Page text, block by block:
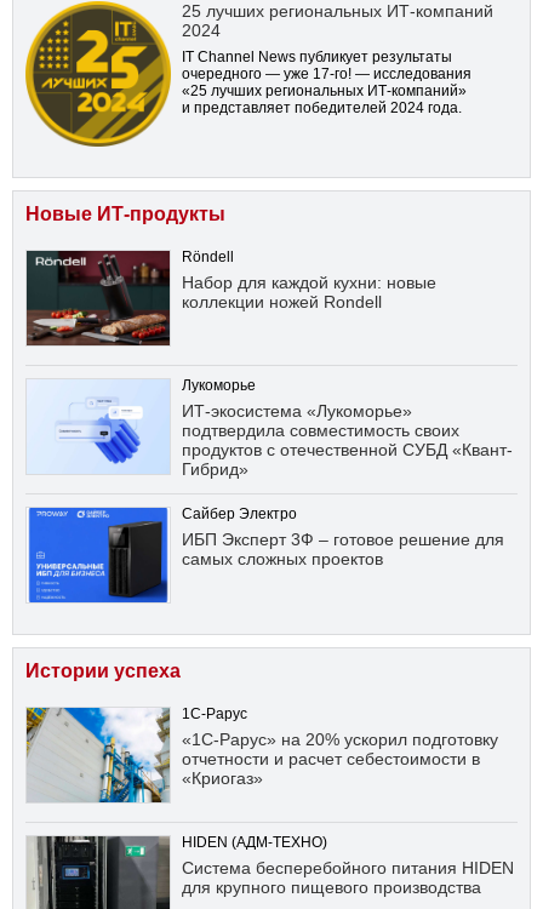
25 лучших региональных ИТ-компаний
2024
IT Channel News публикует результаты
очередного — уже 17-го! — исследования
«25 лучших региональных ИТ-компаний»
и представляет победителей 2024 года.
Новые ИТ-продукты
Röndell
Набор для каждой кухни: новые
коллекции ножей Rondell
Лукоморье
ИТ-экосистема «Лукоморье»
подтвердила совместимость своих
продуктов с отечественной СУБД «Квант-
Гибрид»
Сайбер Электро
ИБП Эксперт 3Ф – готовое решение для
самых сложных проектов
Истории успеха
1С-Рарус
«1С-Рарус» на 20% ускорил подготовку
отчетности и расчет себестоимости в
«Криогаз»
HIDEN (АДМ-ТЕХНО)
Система бесперебойного питания HIDEN
для крупного пищевого производства